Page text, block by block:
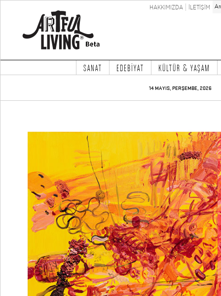
HAKKIMIZDA İLETİŞİM
SANAT EDEBİYAT KÜLTÜR & YAŞAM
14 MAYIS, PERŞEMBE, 2026